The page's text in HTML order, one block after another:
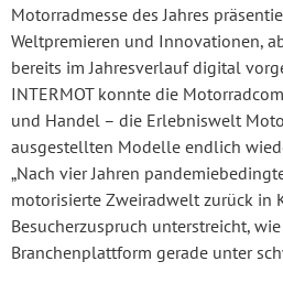
Motorradmesse des Jahres
Weltpremieren und Innovationen,
bereits im Jahresverlauf digital
INTERMOT konnte die
und Handel – die Erlebniswelt
ausgestellten Modelle endlich
„Nach vier Jahren
motorisierte Zweiradwelt zurück in
Besucherzuspruch unterstreicht,
Branchenplattform gerade unter